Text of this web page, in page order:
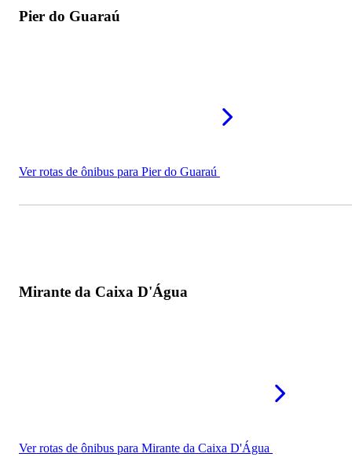
Pier do Guaraú
Ver rotas de ônibus para Pier do Guaraú
Mirante da Caixa D'Água
Ver rotas de ônibus para Mirante da Caixa D'Água